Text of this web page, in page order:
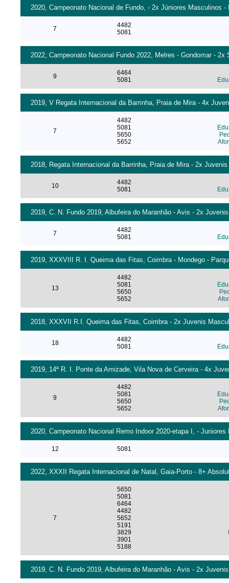
2020, Campeonato Nacional de Fundo, - 2x Júniores Masculinos -
7
4482
5081
2022, Campeonato Nacional Fundo 2022, Melres - Gondomar -
9
6464
5081
2019, V Regata Internacional da Barrinha, Praia de Mira - 4x
7
4482
5081
5650
5652
2018, Regata Internacional da Barrinha, Praia de Mira - 2x
10
4482
5081
2019, C. N. Fundo 2019, Albufeira do Maranhão - Avis - 2x
7
4482
5081
2019, XXXVIII R. I. Queima das Fitas, Coimbra - Mondego -
13
4482
5081
5650
5652
2018, XXXVII R.I. Queima das Fitas, Coimbra - 2x Juvenis
18
4482
5081
2019, 14ª R. I. Ponte da Amizade, Vila Nova de Cerveira - 4x
9
4482
5081
5650
5652
2020, Campeonato Nacional Remo Indoor 2020-etapa I, - Juniores
12 5081
2022, XXXII Regata Internacional de Natal, Gaia-Porto - 8+
7
5650
5081
6464
4482
5652
5191
3829
3901
5188
2019, C. N. Fundo 2019, Albufeira do Maranhão - Avis - 2x